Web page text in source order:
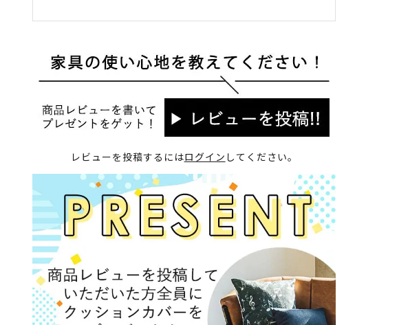
レビューを投稿するにはログイン してください。